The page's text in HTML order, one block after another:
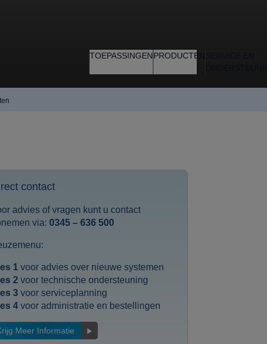
TOEPASSINGENPRODUCTEN
contact
advies of vragen kunt u contact
via:0345 – 636 500
1 voor advies over nieuwe systemen
2 voor technische ondersteuning
3 voor serviceplanning
4 voor administratie en bestellingen
Meer Informatie